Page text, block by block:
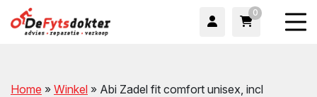
0
Home » Winkel » Abi Zadel fit comfort unisex, incl